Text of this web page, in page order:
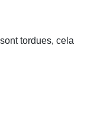
tordues, cela